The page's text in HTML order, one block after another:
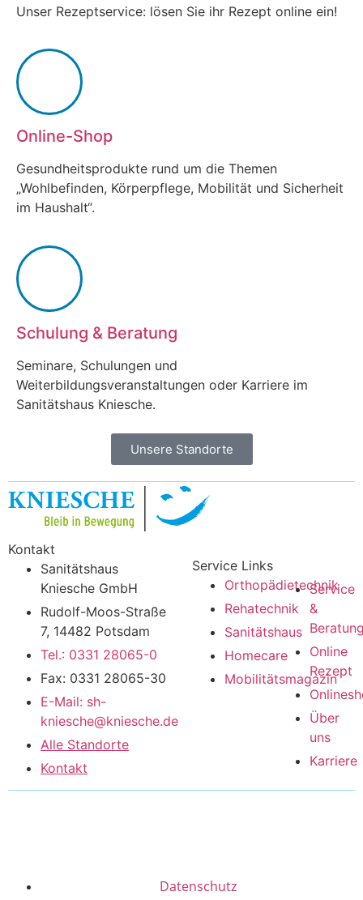
Unser Rezeptservice: lösen Sie ihr Rezept online ein!
Online-Shop
Gesundheitsprodukte rund um die Themen
„Wohlbefinden, Körperpflege, Mobilität und Sicherheit
im Haushalt“.
Schulung & Beratung
Seminare, Schulungen und
Weiterbildungsveranstaltungen oder Karriere im
Sanitätshaus Kniesche.
Unsere Standorte
Kontakt
Sanitätshaus
Kniesche GmbH
Rudolf-Moos-Straße
7, 14482 Potsdam
Tel.: 0331 28065-0
Fax: 0331 28065-30
E-Mail: sh-
kniesche@kniesche.de
Alle Standorte
Kontakt
Service Links
Orthopädietechnik
Rehatechnik
Sanitätshaus
Homecare
Mobilitätsmagazin
Service
&
Online
Rezept
Über
uns
Karriere
Datenschutz